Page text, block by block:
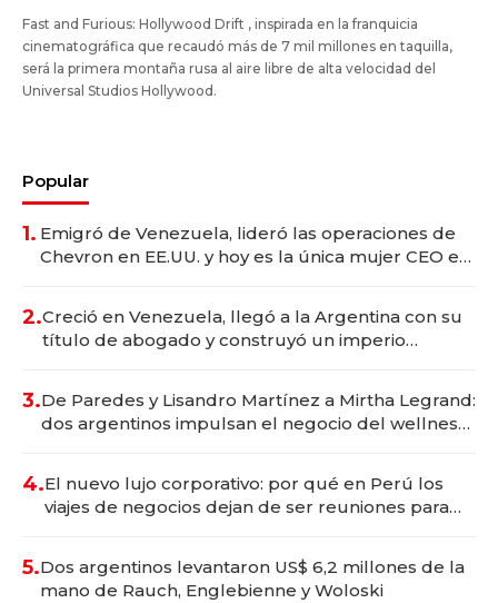
Fast and Furious: Hollywood Drift , inspirada en la franquicia
cinematográfica que recaudó más de 7 mil millones en taquilla,
será la primera montaña rusa al aire libre de alta velocidad del
Universal Studios Hollywood.
Popular
1. Emigró de Venezuela, lideró las operaciones de
Chevron en EE.UU. y hoy es la única mujer CEO en
2.Creció en Venezuela, llegó a la Argentina con su
título de abogado y construyó un imperio
3.De Paredes y Lisandro Martínez a Mirtha Legrand:
dos argentinos impulsan el negocio del wellness
4.El nuevo lujo corporativo: por qué en Perú los
viajes de negocios dejan de ser reuniones para
5.Dos argentinos levantaron US$ 6,2 millones de la
mano de Rauch, Englebienne y Woloski